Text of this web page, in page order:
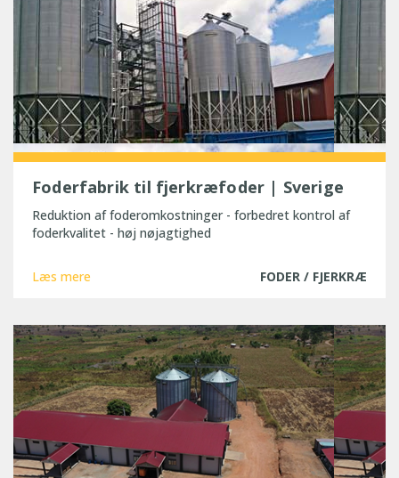
Foderfabrik til fjerkræfoder | Sverige
Reduktion af foderomkostninger - forbedret kontrol af
foderkvalitet - høj nøjagtighed
Læs mere FODER / FJERKRÆ